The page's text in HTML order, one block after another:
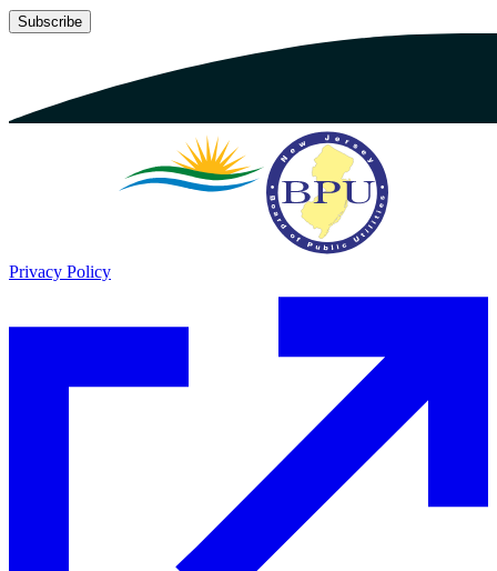
Subscribe​​​​‌ ‍ ​‍​‍‌‍ ‌ ​‍‌‍‍‌‌‍‌ ‌‍‍‌‌‍ ‍​‍​‍​ ‍‍​‍​‍‌ ​ ‌‍​‌‌‍ ‍‌‍‍‌‌ ‌​‌ ‍‌​‍ ‍‌‍‍‌‌‍ ​‍​‍​‍ ​​‍​‍‌‍‍​‌ ​‍‌‍‌‌‌‍‌‍​‍​‍​ ‍‍​‍​‍‌‍‍​‌ ‌​‌ ‌​‌ ​​​ ‍‍​‍ ​‍ ‌‍ ​‌‍ ‌‍​ ‌‍​‌‌‍ ​‌‍‍​‌‍ ‌ ​ ‌ ‌​​ ‍‍​ ​ ​ ​ ​ ​ ​ ​ ​‍ ‌‍‍‌‌‍ ‍‌ ‌​‌‍‌‌‌‍ ‍‌ ‌​​‍ ‌‍‌‌‌‍‌​‌‍‍‌‌ ‌​​‍ ‌‍ ‌‌‍ ‌‍‌​‌‍‌‌​ ‌‌ ​​‌ ​‍‌‍‌‌‌ ​ ‌‍‌‌‌‍ ‍‌ ‌​‌‍​‌‌ ‌​‌‍‍‌‌‍ ‌‍ ‍​ ‍ ‌‍‍‌‌‍‌​​ ‌‌ ​ ‌‍‍‌‌ ‌​‌‍‌‌‌​‌‍‌‍ ‌‍ ‌ ‌​‌‍‌‌‌ ​‍​ ‍ ‌ ‌​‌ ‍‌‌ ​​‌‍‌‌​ ‌‌‍‌‍‌‍ ‌‍ ‌ ‌​‌‍‌‌‌ ​‍​ ‍ ‌ ​​‌‍​‌‌ ‌​‌‍‍​​ ‌‌‍ ‍‌‍‌‌‌ ‌ ‌ ​ ‌‍ ​‌‍‌‌‌ ‌​‌ ‌​‌‍‌‌‌ ​‍​‍ ‍‌‍​‍‌ ‌​‌‍ ‍​ ‌‍​‍‌‍​‌‌ ​ ‌‍‌‌‌‌‌‌‌ ​‍‌‍ ​​ ‌‌‍‍​‌ ‌​‌ ‌​‌ ​​​‍‌‌​ ​ ‌​​‌​‍‌‌​ ​‍‌​‌‍​‍‌‌​ ​‍‌​‌‍‌‍ ​‌‍ ‌‍​ ‌‍​‌‌‍ ​‌‍‍​‌‍ ‌ ​ ‌ ‌​​‍‌‌​ ​ ‌​​‌​ ​ ​ ​ ​ ​ ​ ​ ​‍‌‍‌‍‍‌‌‍‌​​ ‌‌ ​ ‌‍‍‌‌ ‌​‌‍‌‌‌​‌‍‌‍ ‌‍ ‌ ‌​‌‍‌‌‌ ​‍​‍‌‍‌ ‌​‌ ‍‌‌ ​​‌‍‌‌​ ‌‌‍‌‍‌‍ ‌‍ ‌ ‌​‌‍‌‌‌ ​‍​‍‌‍‌ ​​‌‍​‌‌ ‌​‌‍‍​​ ‌‌‍ ‍‌‍‌‌‌ ‌ ‌ ​ ‌‍ ​‌‍‌‌‌ ‌​‌ ‌​‌‍‌‌‌ ​‍​‍ ‍‌‍​‍‌ ‌​‌‍ ‍​‍‌‍‌ ​​‌‍‌‌‌ ​‍‌ ​ ‌ ​​‌‍‌‌‌‍​ ‌ ‌​‌‍‍‌‌ ‌‍‌‍‌‌​ ‌‌ ​​‌ ‌‌‌‍​‍‌‍ ​‌‍‍‌‌ ​ ‌‍‍​‌‍‌‌‌‍‌​​‍​‍‌ ‌
Privacy Policy